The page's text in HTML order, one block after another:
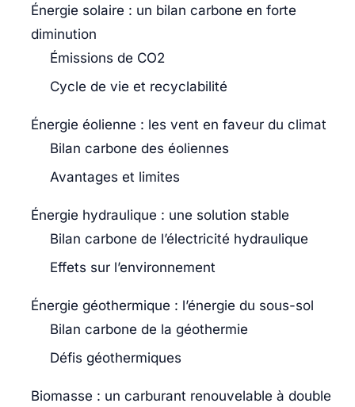
Énergie solaire : un bilan carbone en forte
diminution
Émissions de CO2
Cycle de vie et recyclabilité
Énergie éolienne : les vent en faveur du climat
Bilan carbone des éoliennes
Avantages et limites
Énergie hydraulique : une solution stable
Bilan carbone de l’électricité hydraulique
Effets sur l’environnement
Énergie géothermique : l’énergie du sous-sol
Bilan carbone de la géothermie
Défis géothermiques
Biomasse : un carburant renouvelable à double